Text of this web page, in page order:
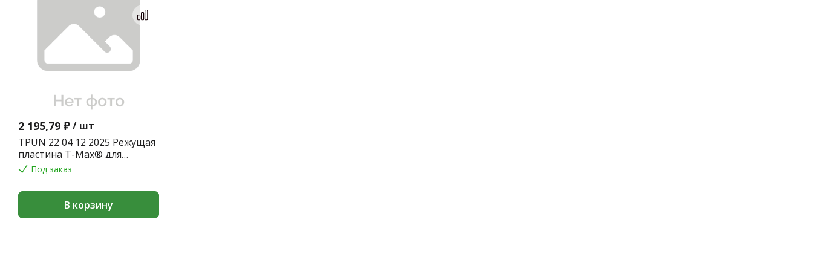
2 195,79 ₽ / шт
TPUN 22 04 12 2025 Режущая
пластина T-Max® для
точения
Под заказ
В корзину